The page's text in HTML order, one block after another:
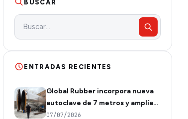
BUSCAR
ENTRADAS RECIENTES
Global Rubber incorpora nueva
autoclave de 7 metros y amplía…
07/07/2026